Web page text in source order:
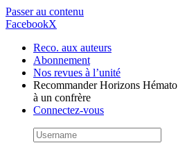
Passer au contenu
FacebookX
Reco. aux auteurs
Abonnement
Nos revues à l’unité
Recommander Horizons Hémato
à un confrère
Connectez-vous